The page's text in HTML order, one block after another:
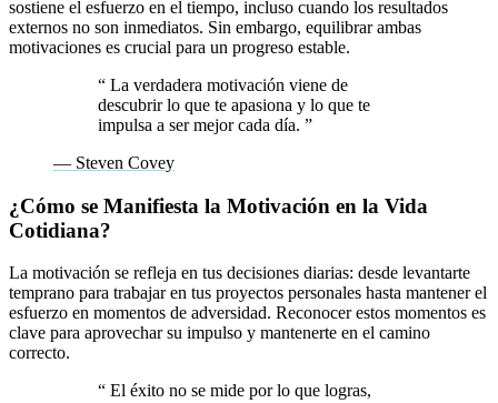
sostiene el esfuerzo en el tiempo, incluso cuando los resultados
externos no son inmediatos. Sin embargo, equilibrar ambas
motivaciones es crucial para un progreso estable.
“ La verdadera motivación viene de
descubrir lo que te apasiona y lo que te
impulsa a ser mejor cada día. ”
— Steven Covey
¿Cómo se Manifiesta la Motivación en la Vida
Cotidiana?
La motivación se refleja en tus decisiones diarias: desde levantarte
temprano para trabajar en tus proyectos personales hasta mantener el
esfuerzo en momentos de adversidad. Reconocer estos momentos es
clave para aprovechar su impulso y mantenerte en el camino
correcto.
“ El éxito no se mide por lo que logras,